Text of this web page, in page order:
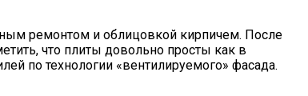
ремонтом и облицовкой кирпичем. После
что плиты довольно просты как в
по технологии «вентилируемого» фасада.